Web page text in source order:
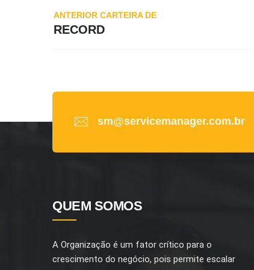
de
ANTERIOR CARTEIRA DE
RECORD
sm@servicemanager.com.br
QUEM SOMOS
A Organização é um fator crítico para o
crescimento do negócio, pois permite escalar